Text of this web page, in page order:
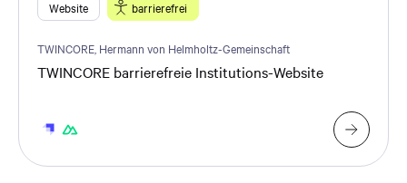
Website barrierefrei
TWINCORE, Hermann von Helmholtz-Gemeinschaft
TWINCORE barrierefreie Institutions-Website